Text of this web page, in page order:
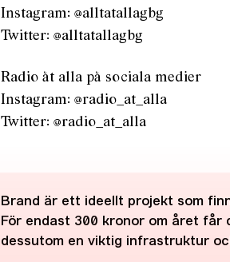
Instagram: @alltatallagbg
Twitter: @alltatallagbg
Radio åt alla på sociala medier
Instagram: @radio_at_alla
Twitter: @radio_at_alla
Brand är ett ideellt projekt som
För endast 300 kronor om året
dessutom en viktig infrastruktur